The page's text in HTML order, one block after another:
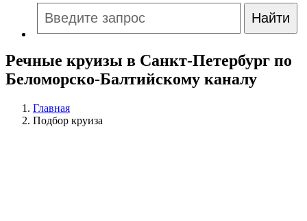
Речные круизы в Санкт-Петербург по
Беломорско-Балтийскому каналу
Главная
Подбор круиза